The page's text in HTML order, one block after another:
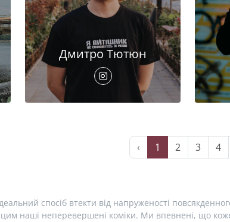
Дмитро Тютюн
‹ 1 2 3 4
спосіб втекти від напруженості
наші неперевершені коміки. Ми впевнені, що